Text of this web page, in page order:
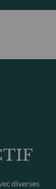
diverses